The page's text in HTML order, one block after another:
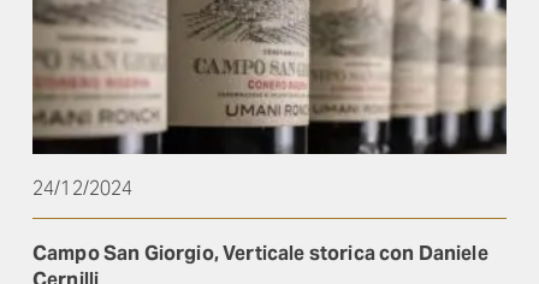
24/12/2024
Campo San Giorgio, Verticale storica con Daniele